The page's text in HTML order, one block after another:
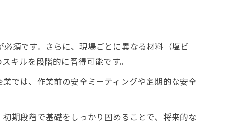
須です。さらに、現場ごとに異なる材料（塩ビ
キルを段階的に習得可能です。
では、作業前の安全ミーティングや定期的な安全
期段階で基礎をしっかり固めることで、将来的な